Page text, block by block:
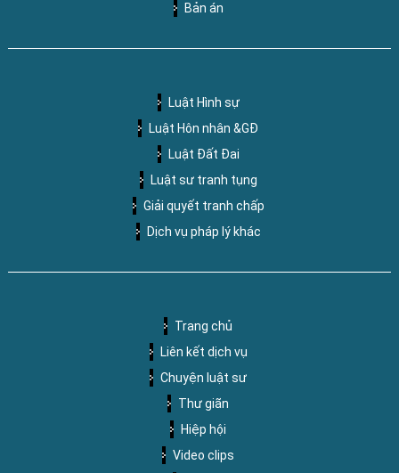
Bản án
Luật Hình sự
Luật Hôn nhân &GĐ
Luật Đất Đai
Luật sư tranh tụng
Giải quyết tranh chấp
Dịch vụ pháp lý khác
Trang chủ
Liên kết dịch vụ
Chuyện luật sư
Thư giãn
Hiệp hội
Video clips